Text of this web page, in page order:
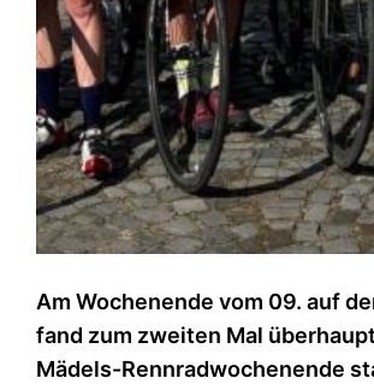
Am Wochenende vom 09. auf
fand zum zweiten Mal
Mädels-Rennradwochenende